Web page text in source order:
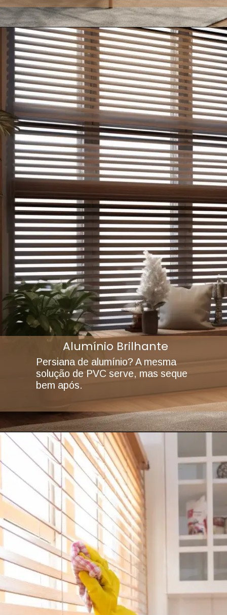
Persiana de alumínio? A mesma
solução de PVC serve, mas seque
bem após.
Alumínio Brilhante